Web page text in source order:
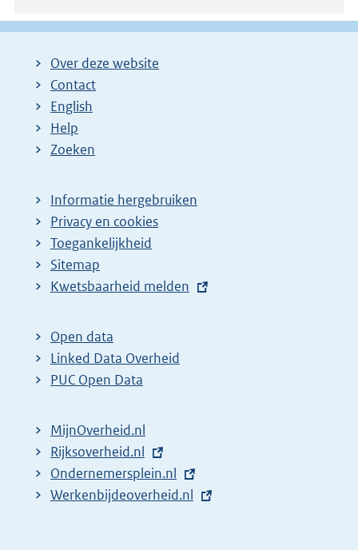
Over deze website
Contact
English
Help
Zoeken
Informatie hergebruiken
Privacy en cookies
Toegankelijkheid
Sitemap
E
t
e
r
l
i
n
k
Kwetsbaarheid melden
Open data
Linked Data Overheid
PUC Open Data
MijnOverheid.nl
E
x
t
Rijksoverheid.nl
E
x
Ondernemersplein.nl
E
Werkenbijdeoverheid.nl